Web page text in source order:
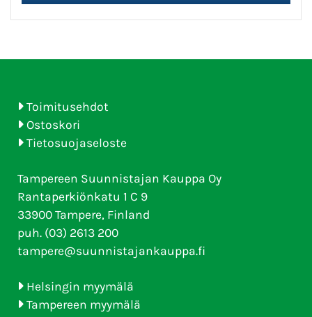
Toimitusehdot
Ostoskori
Tietosuojaseloste
Tampereen Suunnistajan Kauppa Oy
Rantaperkiönkatu 1 C 9
33900 Tampere, Finland
puh. (03) 2613 200
tampere@suunnistajankauppa.fi
Helsingin myymälä
Tampereen myymälä